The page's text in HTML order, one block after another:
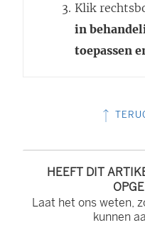
Klik
in
toepassen
HEEFT DIT
Laat het ons weten,
kunnen